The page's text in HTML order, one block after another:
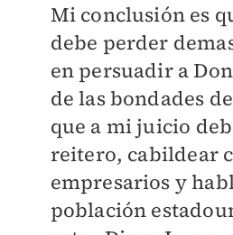
Mi conclusión es
debe perder
en persuadir a
de las bondades
que a mi juicio
reitero, cabildear
empresarios y
población